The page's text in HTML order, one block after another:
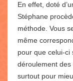
En effet, doté
Stéphane
méthode. Vous
même
pour que celui-ci
déroulement
surtout pour